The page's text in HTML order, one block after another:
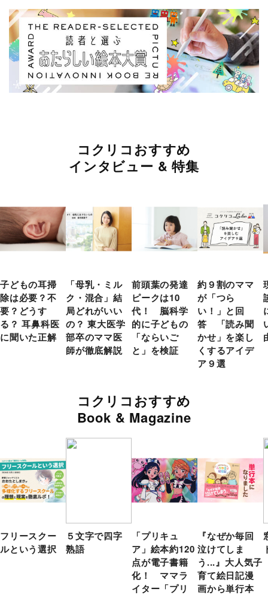
コクリコおすすめ
インタビュー & 特集
子どもの耳掃
除は必要？不
要？どうす
る？ 耳鼻科医
に聞いた正解
「母乳・ミル
ク・混合」結
局どれがいい
の？ 東大医学
部卒のママ医
師が徹底解説
前頭葉の発達
ピークは10
代！ 脳科学
的に子どもの
「ならいご
と」を検証
約９割のママ
が「つら
い！」と回
答 「読み聞
かせ」を楽し
くするアイデ
ア９選
コクリコおすすめ
Book & Magazine
フリースクー
ルという選択
５文字で四字
熟語
「プリキュ
ア」絵本約120
点が電子書籍
化！ ママラ
イター「プリ
『なぜか毎回
泣けてしま
う...』大人気子
育て絵日記漫
画から単行本